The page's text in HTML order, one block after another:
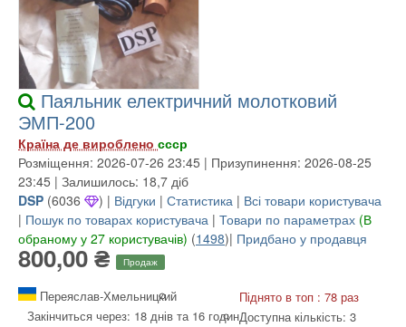
Паяльник електричний молотковий
ЭМП-200
Країна де вироблено ссср
Розміщення: 2026-07-26 23:45 | Призупинення: 2026-08-25
23:45 | Залишилось: 18,7 діб
DSP (6036 ) | Відгуки | Статистика | Всі товари користувача
| Пошук по товарах користувача | Товари по параметрах (В
обраному у 27 користувачів) (1498)| Придбано у продавця
800,00 ₴ Продаж
Переяслав-Хмельницкий
Закінчиться через: 18 днів та 16 годин
Піднято в топ : 78 раз
Доступна кількість: 3